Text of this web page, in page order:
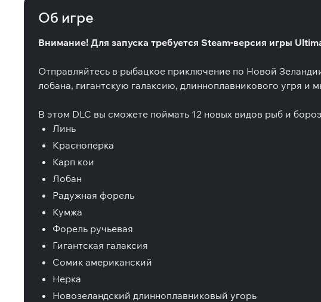
Об игре
Внимание! Для запуска требуется Steam-версия игры
Отправляйтесь в рыбацкое приключение по Новой
лобана, гигантскую галаксию, длинноплавникового угря и
В этом DLC вы сможете поймать 12 новых видов рыб и
Линь
Красноперка
Карп кои
Лобан
Радужная форель
Кумжа
Форель ручьевая
Гигантская галаксия
Сомик американский
Нерка
Новозеландский длинноплавниковый угорь